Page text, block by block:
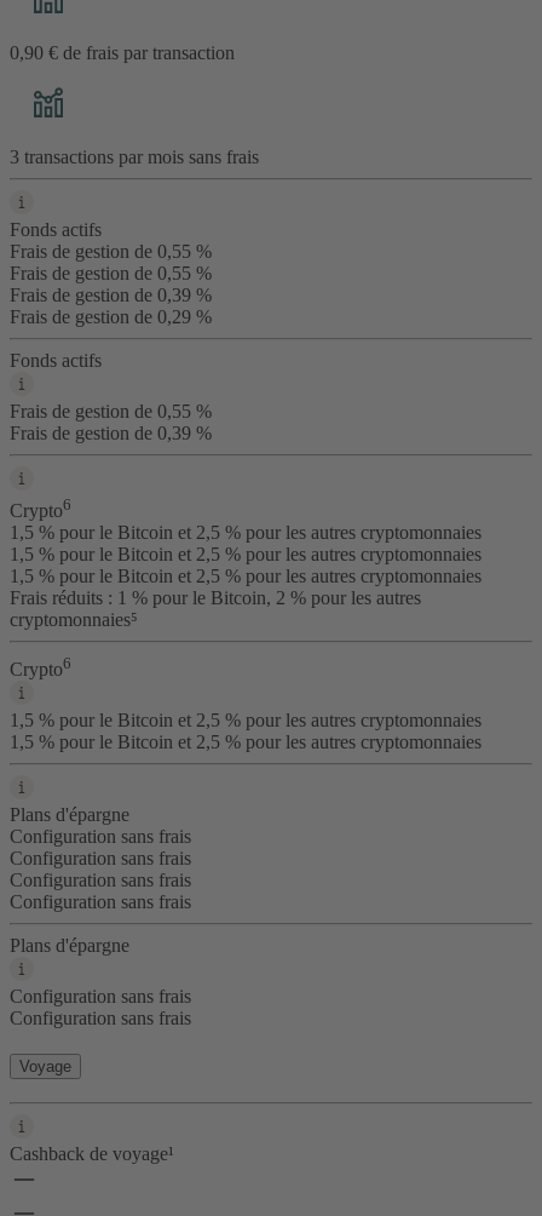
0,90 € de frais par transaction
3 transactions par mois sans frais
Fonds actifs
Frais de gestion de 0,55 %
Frais de gestion de 0,55 %
Frais de gestion de 0,39 %
Frais de gestion de 0,29 %
Fonds actifs
Frais de gestion de 0,55 %
Frais de gestion de 0,39 %
Crypto6
1,5 % pour le Bitcoin et 2,5 % pour les autres cryptomonnaies
1,5 % pour le Bitcoin et 2,5 % pour les autres cryptomonnaies
1,5 % pour le Bitcoin et 2,5 % pour les autres cryptomonnaies
Frais réduits : 1 % pour le Bitcoin, 2 % pour les autres
cryptomonnaies⁵
Crypto6
1,5 % pour le Bitcoin et 2,5 % pour les autres cryptomonnaies
1,5 % pour le Bitcoin et 2,5 % pour les autres cryptomonnaies
Plans d'épargne
Configuration sans frais
Configuration sans frais
Configuration sans frais
Configuration sans frais
Plans d'épargne
Configuration sans frais
Configuration sans frais
Voyage
Cashback de voyage¹